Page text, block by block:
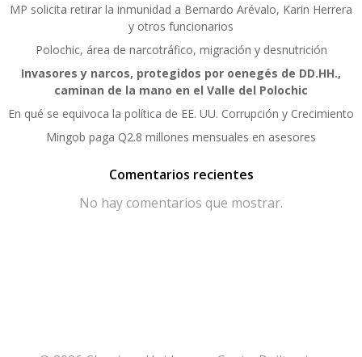
MP solicita retirar la inmunidad a Bernardo Arévalo, Karin Herrera
y otros funcionarios
Polochic, área de narcotráfico, migración y desnutrición
Invasores y narcos, protegidos por oenegés de DD.HH.,
caminan de la mano en el Valle del Polochic
En qué se equivoca la política de EE. UU. Corrupción y Crecimiento
Mingob paga Q2.8 millones mensuales en asesores
Comentarios recientes
No hay comentarios que mostrar.